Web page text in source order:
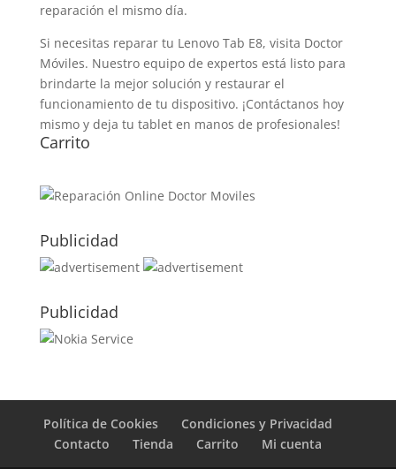
reparación el mismo día.
Si necesitas reparar tu Lenovo Tab E8, visita Doctor
Móviles. Nuestro equipo de expertos está listo para
brindarte la mejor solución y restaurar el
funcionamiento de tu dispositivo. ¡Contáctanos hoy
mismo y deja tu tablet en manos de profesionales!
Carrito
Publicidad
Publicidad
Política de Cookies
Condiciones y Privacidad
Contacto
Tienda Carrito Mi cuenta